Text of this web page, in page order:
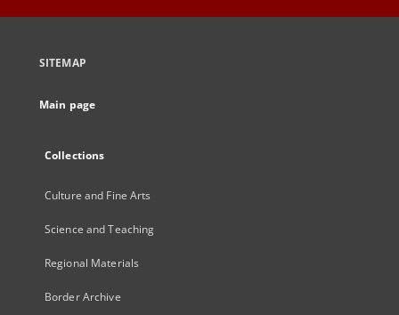
SITEMAP
Main page
Collections
Culture and Fine Arts
Science and Teaching
Regional Materials
Border Archive